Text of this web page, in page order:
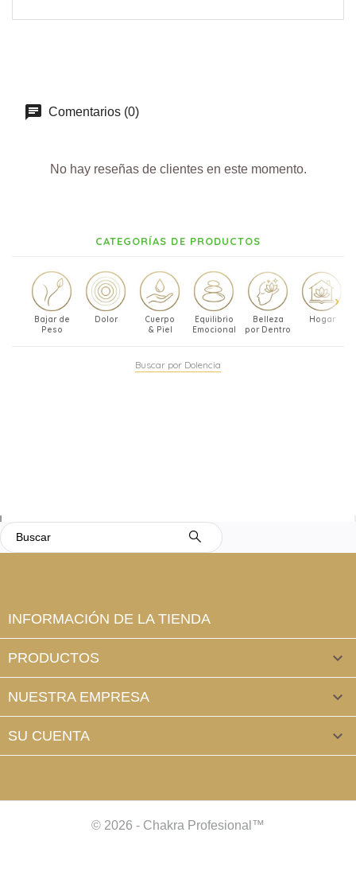
Comentarios (0)
No hay reseñas de clientes en este momento.
CATEGORÍAS DE PRODUCTOS
Bajar de
Peso
Dolor
Cuerpo
& Piel
Equilibrio
Emocional
Belleza
por Dentro
Hogar
Buscar por Dolencia
INFORMACIÓN DE LA TIENDA
PRODUCTOS 
NUESTRA EMPRESA 
SU CUENTA 
© 2026 - Chakra Profesional™